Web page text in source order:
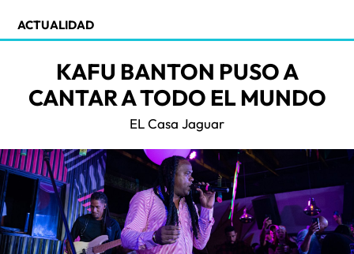
ACTUALIDAD
KAFU BANTON PUSO A
CANTAR A TODO EL MUNDO
EL Casa Jaguar